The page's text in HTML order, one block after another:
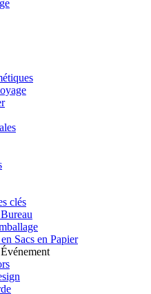
clés
Sacs en Papier